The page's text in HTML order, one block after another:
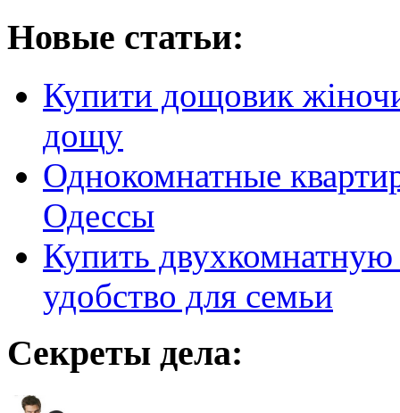
Новые статьи:
Купити дощовик
дощу
Однокомнатные
Одессы
Купить
удобство для семьи
Секреты дела: